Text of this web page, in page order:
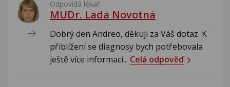
Odpovídá lékař:
MUDr. Lada Novotná
Dobrý den Andreo, děkuji za Váš dotaz. K
přiblížení se diagnosy bych potřebovala
ještě více informací... Celá odpověď